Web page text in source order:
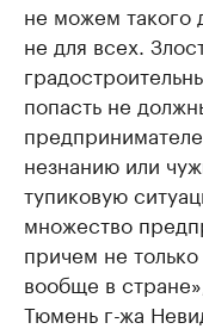
не можем такого
не для всех.
попасть не
незнанию или
тупиковую
множество
причем не
вообще в
Тюмень г-жа